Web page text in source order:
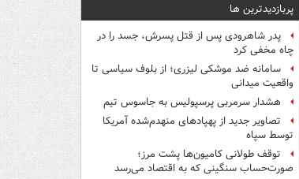
پربازدیدترین ها
پدر شاهرودی پس از قتل پسرش، جسد را در
چاه مخفی کرد
سامانه ضد موشکی لیزری؛ از بلوف سیاسی تا
واقعیت میدانی
هشدار سرمربی پرسپولیس به جاسوس تیم
تصاویر جدید از پهپادهای منهدم‌شده آمریکا
توسط سپاه
توقف طولانی کامیون‌ها پشت مرز؛
صورت‌حساب سنگینی که به اقتصاد می‌رسد